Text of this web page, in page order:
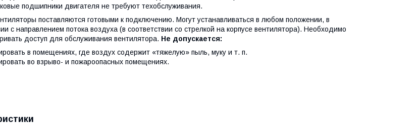
подшипники двигателя не требуют техобслуживания.
поставляются готовыми к подключению. Могут устанавливаться в любом положении, в
с направлением потока воздуха (в соответствии со стрелкой на корпусе вентилятора). Необходимо
доступ для обслуживания вентилятора. Не допускается:
в помещениях, где воздух содержит «тяжелую» пыль, муку и т. п.
во взрыво- и пожароопасных помещениях.